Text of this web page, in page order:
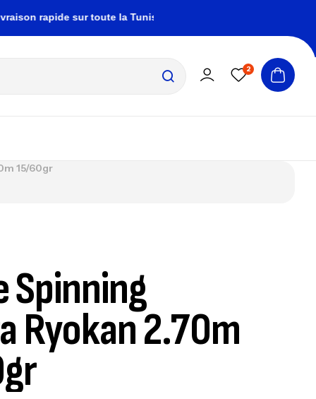
rapide sur toute la Tunisie
2
15/60gr
Spinning
Ryokan 2.70m